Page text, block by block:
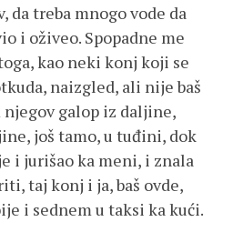
da treba mnogo vode da
i oživeo. Spopadne me
kao neki konj koji se
naizgled, ali nije baš
njegov galop iz daljine,
još tamo, u tuđini, dok
i jurišao ka meni, i znala
taj konj i ja, baš ovde,
i sednem u taksi ka kući.